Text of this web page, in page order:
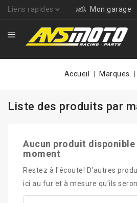
Liens rapides Mon garage
Accueil Marques
Liste des produits par
Aucun produit disponible
moment
Restez à l'écoute! D'autres
ici au fur et à mesure qu'ils